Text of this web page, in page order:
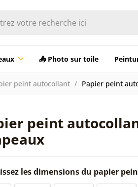
📤 Photo sur toile
peint autocollant Papier peint
peint
les dimensions du papier